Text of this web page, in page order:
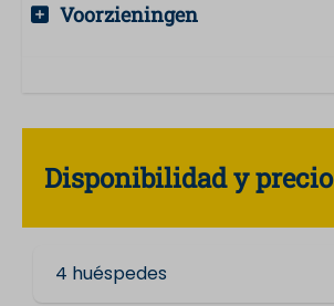
Voorzieningen
Disponibilidad y precio
4 huéspedes